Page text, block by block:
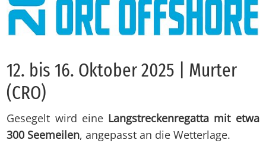
12. bis 16. Ok­to­ber 2025 | Mur­ter
(CRO)
Gesegelt wird eine Langstreckenregatta mit etwa
300 Seemeilen, angepasst an die Wetterlage.